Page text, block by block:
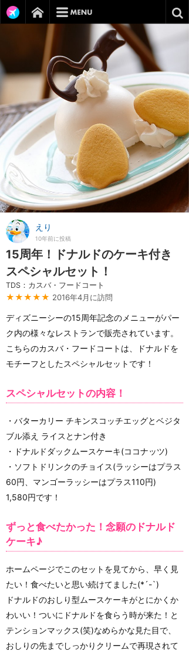
えり
10年前に投稿
15周年！ドナルドのケーキ付き
スペシャルセット！
TDS：カスバ・フードコート
★★★★★ 2016年4月に訪問
ディズニーシーの15周年記念のメニューがパー
ク内の様々なレストランで販売されています。
こちらのカスバ・フードコートは、ドナルドを
モチーフとしたスペシャルセットです！
スペシャルセットの内容！
・バターカリー チキンスコッチエッグとベジタ
ブル添え ライスとナン付き
・ドナルドダックムースケーキ(ココナッツ)
・ソフトドリンクのチョイス(ラッシーはプラス
60円、マンゴーラッシーはプラス110円)
1,580円です！
ずっと食べたかった！念願のドナルド
ケーキ♪
ホームページでこのセットを見てから、早く見
たい！食べたいと思い続けてました(*´-`)
ドナルドのおしり型ムースケーキがとにかくか
わいい！ついにドナルドを食らう時が来た！と
テンションマックス(笑)なめらかな見た目で、
おしりの先までしっかりクリームで再現されて